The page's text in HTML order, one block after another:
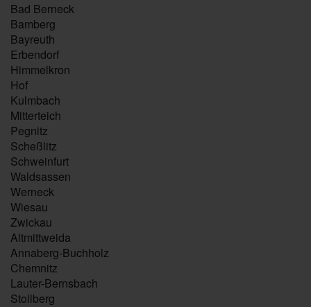
Bad Berneck
Bamberg
Bayreuth
Erbendorf
Himmelkron
Hof
Kulmbach
Mitterteich
Pegnitz
Scheßlitz
Schweinfurt
Waldsassen
Werneck
Wiesau
Zwickau
Altmittweida
Annaberg-Buchholz
Chemnitz
Lauter-Bernsbach
Stollberg